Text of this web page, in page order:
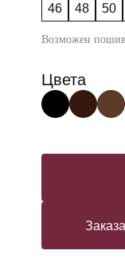
46 48 50
Возможен пошив
Цвета